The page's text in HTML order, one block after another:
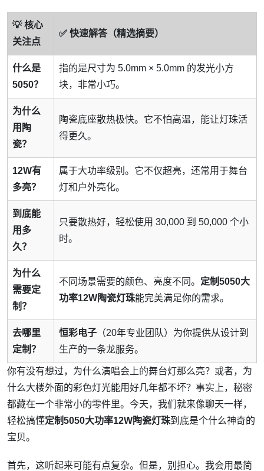
💡 核心
关注点
✅ 快速解答（精选摘要）
什么是
5050？
指的是尺寸为 5.0mm × 5.0mm 的发光小方
块，非常小巧。
为什么
用陶
瓷？
陶瓷底座散热极快。它不怕高温，能让灯珠活
得更久。
12W有
多亮？
属于大功率级别。它不仅超亮，还常用于舞台
灯和户外亮化。
到底能
用多
久？
只要散热好，轻松使用 30,000 到 50,000 个小
时。
为什么
需要定
制？
不同场景需要的颜色、亮度不同。 定制5050大
功率12W陶瓷灯珠能完美满足你的需求。
去哪里
定制？
恒彩电子 （20年专业团队）为你提供从设计到
生产的一条龙服务。
你有没有想过，为什么演唱会上的舞台灯那么亮？或者，为
什么大楼外面的彩色灯光能用好几年都不坏？事实上，秘密
都藏在一个非常小的零件里。今天，我们就来像聊天一样，
轻松搞懂定制5050大功率12W陶瓷灯珠到底是个什么神奇的
宝贝。
首先，这听起来可能有点复杂。但是，别担心。我会用最简